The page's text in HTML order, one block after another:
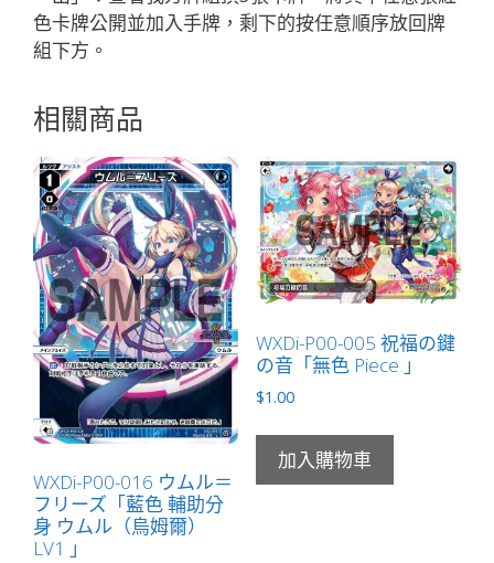
ト
レ
「紅
分
タ
ウ
ィ
ル
（塔
維
爾）
LV3
數
量
色卡牌公開並加入手牌，剩下的按任意順序放回牌
組下方。
相關商品
WXDi-P00-016 ウムル＝
フリーズ「藍色 輔助分
身 ウムル（烏姆爾）
LV1 」
WXDi-P00-005 祝福の鍵
の音「無色 Piece 」
$1.00
加入購物車